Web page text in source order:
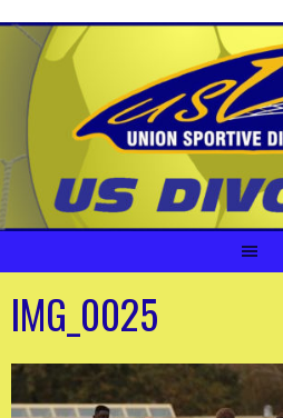
contenu
IMG_0025